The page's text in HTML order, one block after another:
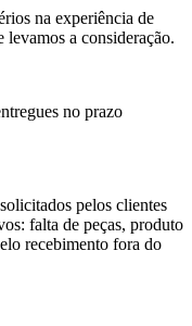
na experiência de
levamos a consideração.
no prazo
pelos clientes
falta de peças, produto
recebimento fora do